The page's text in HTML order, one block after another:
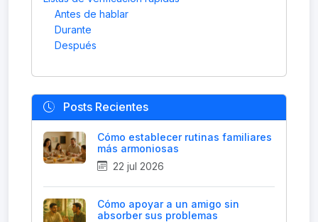
Antes de hablar
Durante
Después
Posts Recientes
Cómo establecer rutinas familiares
más armoniosas
22 jul 2026
Cómo apoyar a un amigo sin
absorber sus problemas